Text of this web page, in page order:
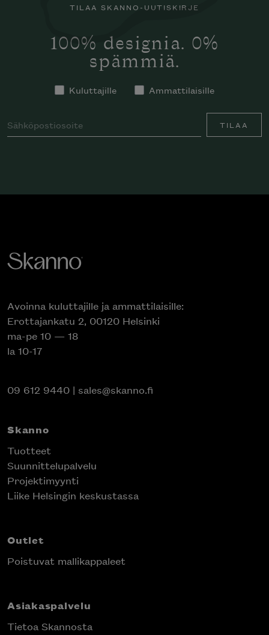
TILAA SKANNO-UUTISKIRJE
100% designia. 0%
spämmiä.
Kuluttajille Ammattilaisille
TILAA
Avoinna kuluttajille ja ammattilaisille:
Erottajankatu 2, 00120 Helsinki
ma-pe 10 — 18
la 10-17
09 612 9440 | sales@skanno.fi
Skanno
Tuotteet
Suunnittelupalvelu
Projektimyynti
Liike Helsingin keskustassa
Outlet
Poistuvat mallikappaleet
Asiakaspalvelu
Tietoa Skannosta